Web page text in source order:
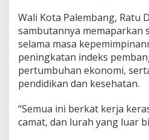
Wali Kota Palembang, Ratu
sambutannya memaparkan
selama masa
peningkatan indeks
pertumbuhan ekonomi,
pendidikan dan kesehatan.
“Semua ini berkat kerja
camat, dan lurah yang luar